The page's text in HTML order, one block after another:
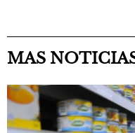
MAS